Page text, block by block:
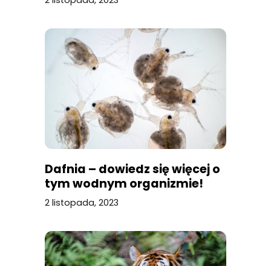
Dafnia – dowiedz się więcej o
tym wodnym organizmie!
2 listopada, 2023